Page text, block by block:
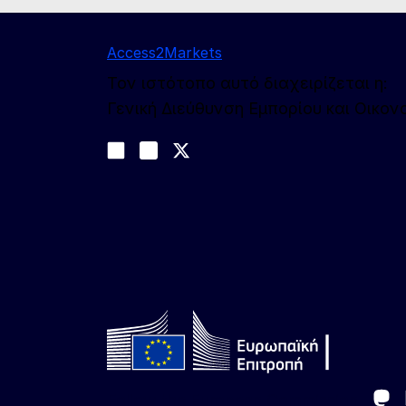
Access2Markets
Τον ιστότοπο αυτό διαχειρίζεται η:
Γενική Διεύθυνση Εμπορίου και
Join us on LinkedIn
Trade-Off podcast